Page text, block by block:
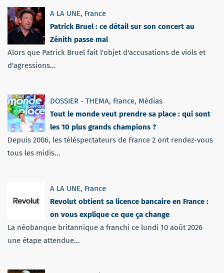
A LA UNE, France
Patrick Bruel : ce détail sur son concert au
Zénith passe mal
Alors que Patrick Bruel fait l'objet d'accusations de viols et
d'agressions...
DOSSIER - THEMA, France, Médias
Tout le monde veut prendre sa place : qui sont
les 10 plus grands champions ?
Depuis 2006, les téléspectateurs de France 2 ont rendez-vous
tous les midis...
A LA UNE, France
Revolut obtient sa licence bancaire en France :
on vous explique ce que ça change
La néobanque britannique a franchi ce lundi 10 août 2026
une étape attendue...